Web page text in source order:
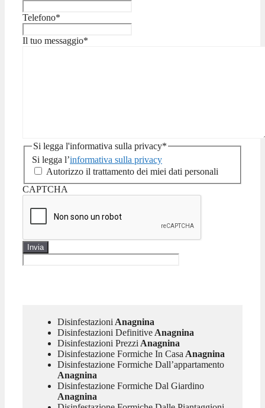
Telefono*
Il tuo messaggio*
Si legga l'informativa sulla privacy*
Si legga l’informativa sulla privacy
Autorizzo il trattamento dei miei dati personali
CAPTCHA
Disinfestazioni Anagnina
Disinfestazioni DefinitiveAnagnina
Disinfestazioni Prezzi Anagnina
Disinfestazione Formiche In Casa Anagnina
Disinfestazione Formiche Dall’appartamento
Anagnina
Disinfestazione Formiche Dal Giardino
Anagnina